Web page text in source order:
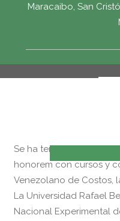
Maracaibo, San
Se ha tenido presencia
honorem con cursos y
Venezolano de Costos,
La Universidad Rafael
Nacional Experimental